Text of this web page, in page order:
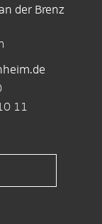
der Brenz
11